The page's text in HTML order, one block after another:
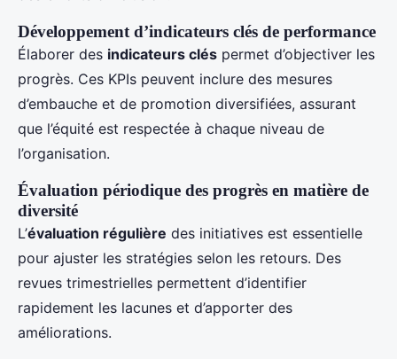
Développement d’indicateurs clés de performance
Élaborer des indicateurs clés permet d’objectiver les
progrès. Ces KPIs peuvent inclure des mesures
d’embauche et de promotion diversifiées, assurant
que l’équité est respectée à chaque niveau de
l’organisation.
Évaluation périodique des progrès en matière de
diversité
L’évaluation régulière des initiatives est essentielle
pour ajuster les stratégies selon les retours. Des
revues trimestrielles permettent d’identifier
rapidement les lacunes et d’apporter des
améliorations.